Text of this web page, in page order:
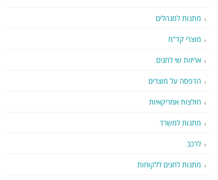
מתנות למנהלים
מוצרי קד"מ
אריזות שי לחגים
הדפסה על מוצרים
חולצות אמריקאיות
מתנות למשרד
לרכב
מתנות לחגים ללקוחות